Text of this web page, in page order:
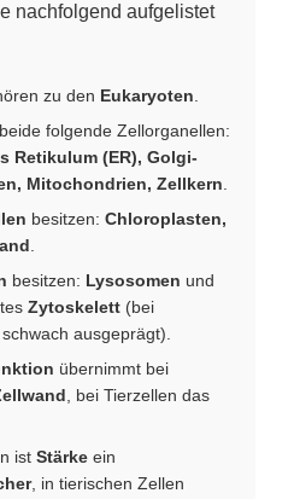
nachfolgend aufgelistet
zu den Eukaryoten
folgende Zellorganellen:
Retikulum (ER), Golgi-
Mitochondrien, Zellkern
besitzen: Chloroplasten,
besitzen: Lysosomen und
Zytoskelett (bei
ausgeprägt).
übernimmt bei
, bei Tierzellen das
ist Stärke ein
, in tierischen Zellen